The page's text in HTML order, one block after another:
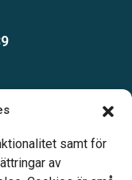
samt för
av